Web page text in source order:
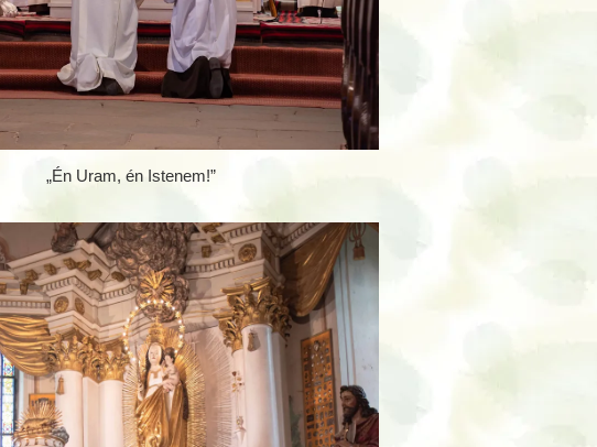
„Én Uram, én Istenem!”